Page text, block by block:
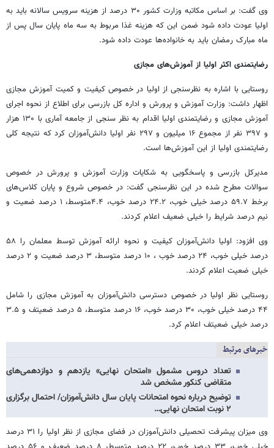
وی گفت: بر اساس مکاتبه وزارت کشور ۳۰ درصد از هزینه سرویس سالانه باید به
اولیا عودت داده شود ضمن این که هزینه غذا مربوط به سه ماه پایان سال پس از
ماه مبارک رمضان باید به خانواده‌ها عودت داده شود.
رضایتمندی اکثر اولیا از آموزش‌های مجازی
روستایی با اشاره به نظرسنجی از اولیا در خصوص کیفیت و کمیت آموزش مجازی
اظهار داشت: وزارت آموزش و پرورش و اداره کل بازرسی برای اطلاع از نحوه اجرای
آموزش مجازی و رضایتمندی اولیا اقدام به نظر سنجی از جامعه آماری با ۱۳۰ هزار
و ۳۹۷ نفر از مجموع ۱۶ میلیون و ۲۹۷ نفر اولیا دانش‌آموزان کرد که نتیجه کلی
رضایتمندی اولیا از این آموزش‌ها است.
مدیرکل بازرسی و پاسخگویی به شکایات وزارت آموزش و پرورش در خصوص
سوالات مطرح شده در این نظرسنجی گفت: در خصوص شروع و پایان کلاس‌های
برخط ۵۹.۷ درصد خیلی خوب، ۲۴.۲ درصد خوب، ۴.۴متوسط، ۱ درصد ضعیت و
نیم درصد شرایط را خیلی ضعیف اعلام کردند.
وی افزود: اولیا دانش‌آموزان کیفیت و نحوه ارائه آموزش توسط معلمان را ۵۸
درصد خیلی خوب، ۲۴ درصد خوب ، ۱۰ درصد متوسط، ۳ درصد ضعیت و ۲ درصد
خیلی ضعیت اعلام کردند.
روستایی نظر اولیا در خصوص دسترسی دانش‌آموزان به آموزش مجازی را شامل
۴۴ درصد خیلی خوب، ۳۰ درصد خوب، ۱۶ درصد متوسط، ۵ درصد ضعیتف و ۳.۵
درصد خیلی ضعیتف اعلام کرد.
خبرهای مرتبط
تعداد دروس مشمول «امتحان نهایی» یازدهم و دوازدهمی‌های
متقاضی کنکور مشخص شد
توضیح درباره نحوه امتحانات پایان سال دانش‌آموزان/ احتمال برگزاری
۲ نوبت امتحان نهایی…
وی میزان پیشرفت تحصیلی دانش‌آموزان در فضای مجازی از نظر اولیا را ۳۱ درصد